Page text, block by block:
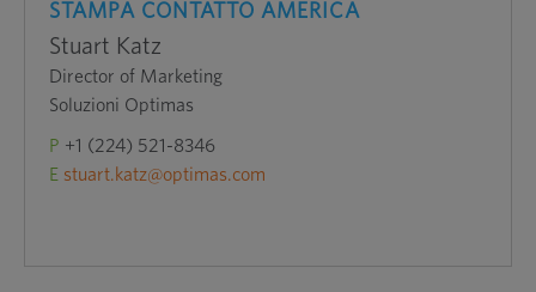
STAMPA CONTATTO AMERICA
Stuart Katz
Director of Marketing
Soluzioni Optimas
P +1 (224) 521-8346
E stuart.katz@optimas.com